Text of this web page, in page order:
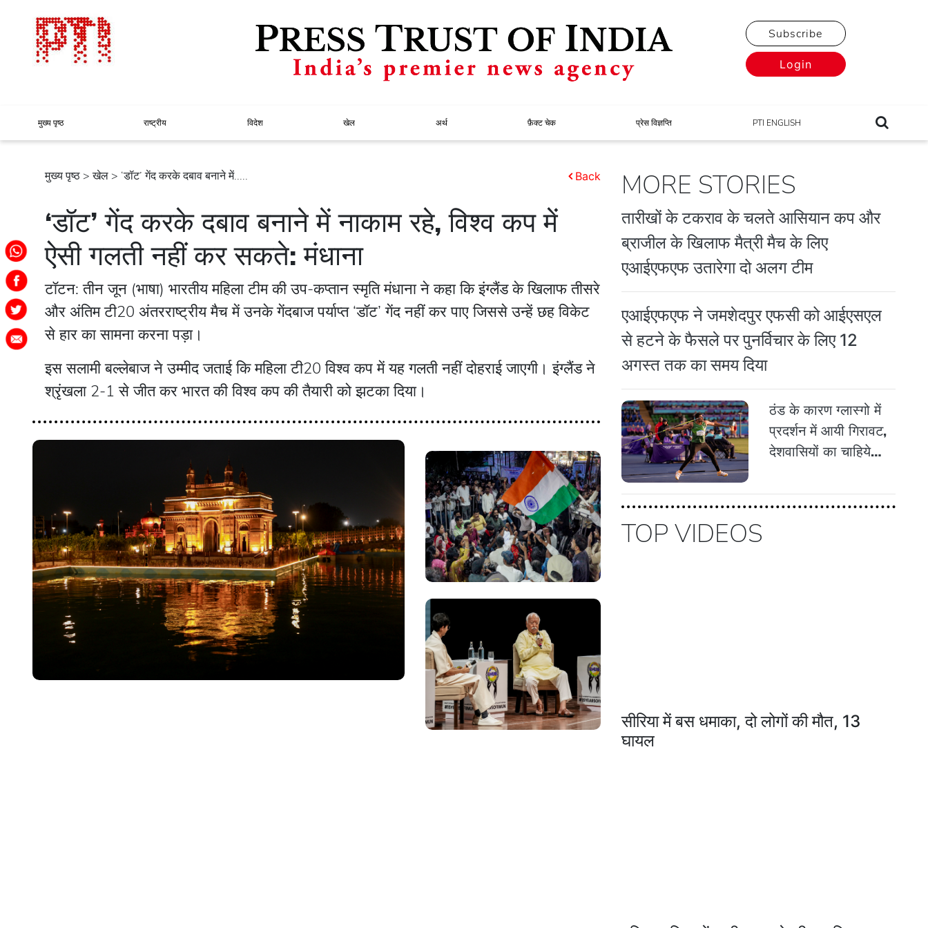
Subscribe
Login
मुख्य पृष्ठ राष्ट्रीय विदेश खेल अर्थ फ़ैक्ट चेक प्रेस विज्ञप्ति PTI ENGLISH
मुख्य पृष्ठ >खेल > ‘डॉट’ गेंद करके दबाव बनाने में..... Back
‘डॉट’ गेंद करके दबाव बनाने में नाकाम रहे, विश्व कप में
ऐसी गलती नहीं कर सकते: मंधाना
टॉटन: तीन जून (भाषा) भारतीय महिला टीम की उप-कप्तान स्मृति मंधाना ने कहा कि इंग्लैंड के खिलाफ तीसरे
और अंतिम टी20 अंतरराष्ट्रीय मैच में उनके गेंदबाज पर्याप्त ‘डॉट’ गेंद नहीं कर पाए जिससे उन्हें छह विकेट
से हार का सामना करना पड़ा।
इस सलामी बल्लेबाज ने उम्मीद जताई कि महिला टी20 विश्व कप में यह गलती नहीं दोहराई जाएगी। इंग्लैंड ने
श्रृंखला 2-1 से जीत कर भारत की विश्व कप की तैयारी को झटका दिया।
MORE STORIES
तारीखों के टकराव के चलते आसियान कप और
ब्राजील के खिलाफ मैत्री मैच के लिए
एआईएफएफ उतारेगा दो अलग टीम
एआईएफएफ ने जमशेदपुर एफसी को आईएसएल
से हटने के फैसले पर पुनर्विचार के लिए 12
अगस्त तक का समय दिया
ठंड के कारण ग्लास्गो में
प्रदर्शन में आयी गिरावट,
देशवासियों का चाहिये
TOP VIDEOS
सीरिया में बस धमाका, दो लोगों की मौत, 13
घायल